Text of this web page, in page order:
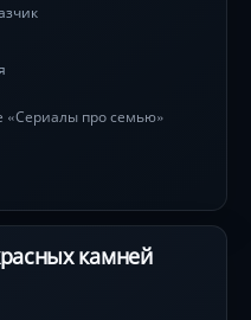
«Сериалы про семью»
камней